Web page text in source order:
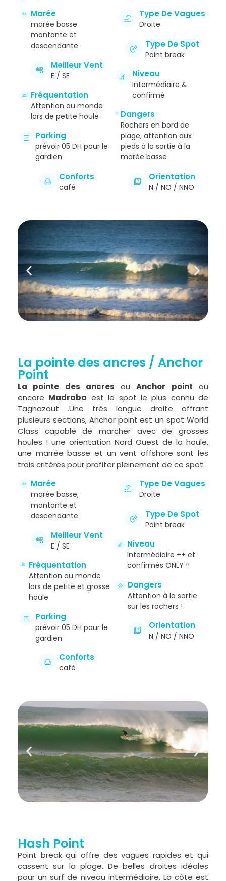
Marée
marée basse
montante et
descendante
Meilleur Vent
E / SE
Fréquentation
Attention au monde
lors de petite houle
Parking
prévoir 05 DH pour le
gardien
Conforts
café
Type De Vagues
Droite
Type De Spot
Point break
Niveau
Intermédiaire &
confirmé
Dangers
Rochers en bord de
plage, attention aux
pieds à la sortie à la
marée basse
Orientation
N / NO / NNO
La pointe des ancres / Anchor
Point
La pointe des ancres ouAnchor point ou
encore Madraba est le spot le plus connu de
Taghazout .Une très longue droite offrant
plusieurs sections, Anchor point est un spot World
Class capable de marcher avec de grosses
houles ! une orientation Nord Ouest de la houle,
une marrée basse et un vent offshore sont les
trois critères pour profiter pleinement de ce spot.
Marée
marée basse,
montante et
descendante
Meilleur Vent
E / SE
Fréquentation
Attention au monde
lors de petite et grosse
houle
Parking
prévoir 05 DH pour le
gardien
Conforts
café
Type De Vagues
Droite
Type De Spot
Point break
Niveau
Intermédiaire ++ et
confirmés ONLY !!
Dangers
Attention à la sortie
sur les rochers !
Orientation
N / NO / NNO
Hash Point
Point break qui offre des vagues rapides et qui
cassent sur la plage. De belles droites idéales
pour un surf de niveau intermédiaire. La côte est